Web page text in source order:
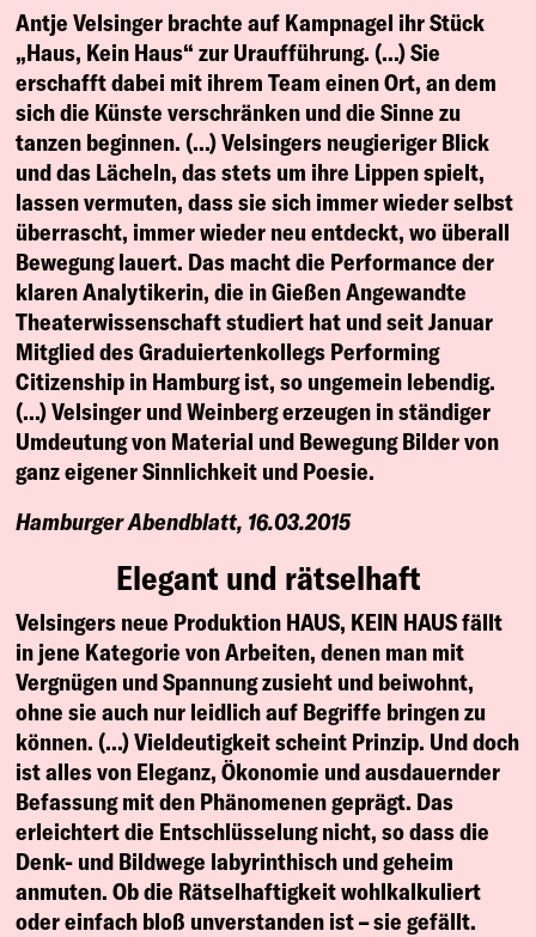
Antje Velsinger brachte auf Kampnagel ihr Stück
„Haus, Kein Haus“ zur Uraufführung. (…) Sie
erschafft dabei mit ihrem Team einen Ort, an dem
sich die Künste verschränken und die Sinne zu
tanzen beginnen. (…) Velsingers neugieriger Blick
und das Lächeln, das stets um ihre Lippen spielt,
lassen vermuten, dass sie sich immer wieder selbst
überrascht, immer wieder neu entdeckt, wo überall
Bewegung lauert. Das macht die Performance der
klaren Analytikerin, die in Gießen Angewandte
Theaterwissenschaft studiert hat und seit Januar
Mitglied des Graduiertenkollegs Performing
Citizenship in Hamburg ist, so ungemein lebendig.
(…) Velsinger und Weinberg erzeugen in ständiger
Umdeutung von Material und Bewegung Bilder von
ganz eigener Sinnlichkeit und Poesie.
Hamburger Abendblatt, 16.03.2015
Elegant und rätselhaft
Velsingers neue Produktion HAUS, KEIN HAUS fällt
in jene Kategorie von Arbeiten, denen man mit
Vergnügen und Spannung zusieht und beiwohnt,
ohne sie auch nur leidlich auf Begriffe bringen zu
können. (…) Vieldeutigkeit scheint Prinzip. Und doch
ist alles von Eleganz, Ökonomie und ausdauernder
Befassung mit den Phänomenen geprägt. Das
erleichtert die Entschlüsselung nicht, so dass die
Denk- und Bildwege labyrinthisch und geheim
anmuten. Ob die Rätselhaftigkeit wohlkalkuliert
oder einfach bloß unverstanden ist – sie gefällt.